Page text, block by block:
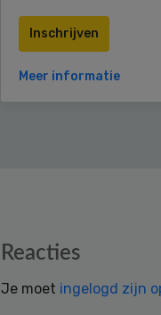
Inschrijven
Meer informatie
Reacties
Je moet ingelogd zijn